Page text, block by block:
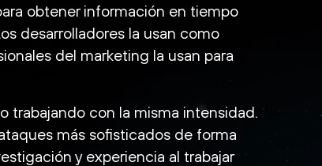
obtener información en tiempo
desarrolladores la usan como
del marketing la usan para
trabajando con la misma intensidad.
más sofisticados de forma
y experiencia al trabajar